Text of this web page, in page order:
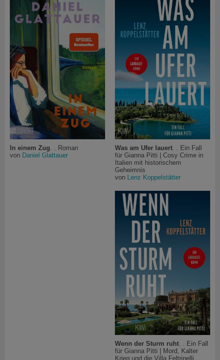
In einem Zug . . Roman
von Daniel Glattauer
Was am Ufer lauert . . Ein Fall
für Gianna Pitti | Cosy Crime in
Italien mit historischem
Geheimnis
von Lenz Koppelstätter
Wenn der Sturm ruht. . Ein Fall
für Gianna Pitti | Mord, Kalter
Krieg und die Villa Feltrinelli